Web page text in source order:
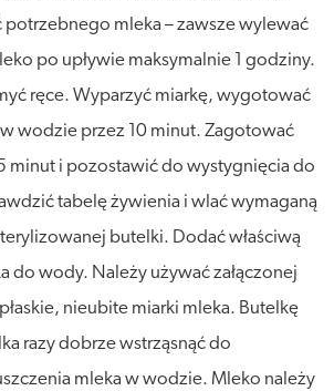
mleka – zawsze wylewać
po upływie maksymalnie 1 godziny.
ręce. Wyparzyć miarkę, wygotować
wodzie przez 10 minut. Zagotować
minut i pozostawić do wystygnięcia do
tabelę żywienia i wlać wymaganą
butelki. Dodać właściwą
do wody. Należy używać załączonej
nieubite miarki mleka. Butelkę
razy dobrze wstrząsnąć do
mleka w wodzie. Mleko należy